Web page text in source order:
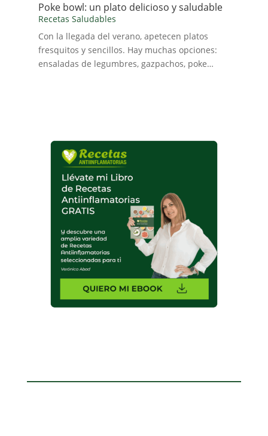
Poke bowl: un plato delicioso y saludable
Recetas Saludables
Con la llegada del verano, apetecen platos
fresquitos y sencillos. Hay muchas opciones:
ensaladas de legumbres, gazpachos, poke…